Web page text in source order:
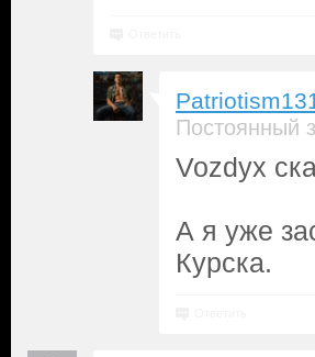
Постоянный
Vozdyx
А я уже
Курска.